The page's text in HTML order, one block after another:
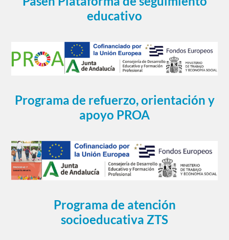
educativo
Programa de refuerzo, orientación y
apoyo PROA
Programa de atención
socioeducativa ZTS